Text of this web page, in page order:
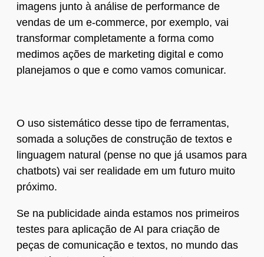
imagens junto à análise de performance de
vendas de um e-commerce, por exemplo, vai
transformar completamente a forma como
medimos ações de marketing digital e como
planejamos o que e como vamos comunicar.
O uso sistemático desse tipo de ferramentas,
somada a soluções de construção de textos e
linguagem natural (pense no que já usamos para
chatbots) vai ser realidade em um futuro muito
próximo.
Se na publicidade ainda estamos nos primeiros
testes para aplicação de AI para criação de
peças de comunicação e textos, no mundo das